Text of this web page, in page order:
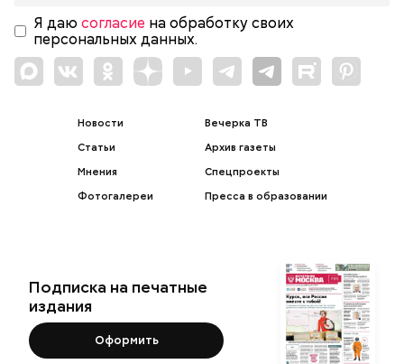
Я даю согласие на обработку своих
персональных данных.
Новости
Статьи
Мнения
Фотогалереи
Вечерка ТВ
Архив газеты
Спецпроекты
Пресса в образовании
Подписка на печатные
издания
Оформить